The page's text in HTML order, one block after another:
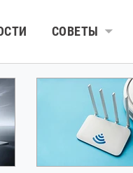
СОВЕТЫ